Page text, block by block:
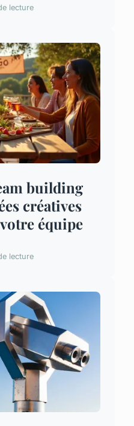
lecture
building
créatives
équipe
lecture